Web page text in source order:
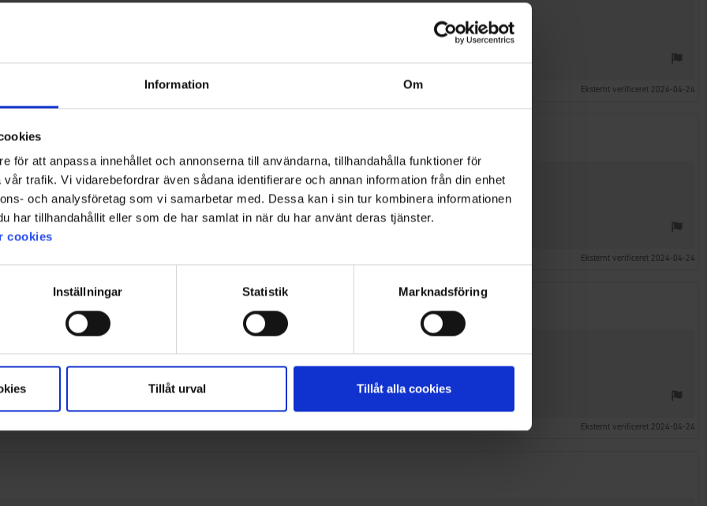
Information Om
för att anpassa innehållet och annonserna till användarna, tillhandahålla funktioner för
trafik. Vi vidarebefordrar även sådana identifierare och annan information från din enhet
och analysföretag som vi samarbetar med. Dessa kan i sin tur kombinera informationen
har tillhandahållit eller som de har samlat in när du har använt deras tjänster.
cookies
Inställningar Statistik Marknadsföring
Tillåt urval Tillåt alla cookies
for at regulere varmen.
Eksternt verificeret 2024-04-24
Eksternt verificeret 2024-04-24
Eksternt verificeret 2024-04-24